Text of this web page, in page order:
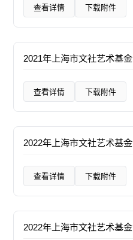
查看详情 下载附件
2021年上海市文社艺术基
查看详情 下载附件
2022年上海市文社艺术基
查看详情 下载附件
2022年上海市文社艺术基